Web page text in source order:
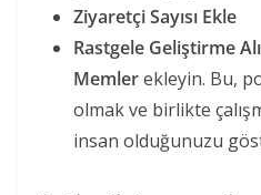
Ziyaretçi Sayısı Ekle
Rastgele Geliştirme
Memlerekleyin. Bu,
olmak ve birlikte
insan olduğunuzu